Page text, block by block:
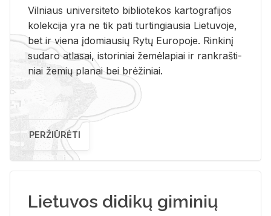
Vil­niaus uni­ver­si­te­to bi­b­lio­te­kos kar­to­gra­fi­jos
ko­lek­ci­ja yra ne tik pati tur­tin­giau­sia Lie­tu­vo­je,
bet ir vie­na įdo­miau­sių Rytų Eu­ro­po­je. Rin­ki­nį
su­da­ro at­la­sai, is­to­ri­niai že­mė­la­piai ir rank­raš­ti­
niai že­mių pla­nai bei brė­ži­niai.
PERŽIŪRĖTI
Lietuvos didikų giminių